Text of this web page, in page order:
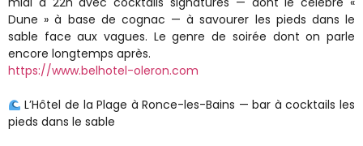
Dune » à base de cognac — à savourer les pieds dans le
sable face aux vagues. Le genre de soirée dont on parle
encore longtemps après.
https://www.belhotel-oleron.com
L’Hôtel de la Plage à Ronce-les-Bains — bar à cocktails les
pieds dans le sable